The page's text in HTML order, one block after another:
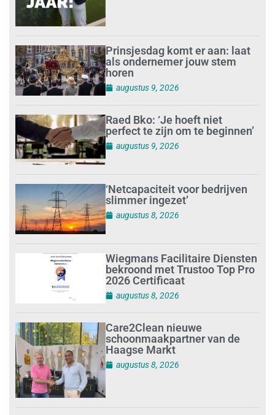
Prinsjesdag komt er aan: laat
als ondernemer jouw stem
horen
augustus 9, 2026
Raed Bko: ‘Je hoeft niet
perfect te zijn om te beginnen’
augustus 9, 2026
‘Netcapaciteit voor bedrijven
slimmer ingezet’
augustus 8, 2026
Wiegmans Facilitaire Diensten
bekroond met Trustoo Top Pro
2026 Certificaat
augustus 8, 2026
Care2Clean nieuwe
schoonmaakpartner van de
Haagse Markt
augustus 8, 2026